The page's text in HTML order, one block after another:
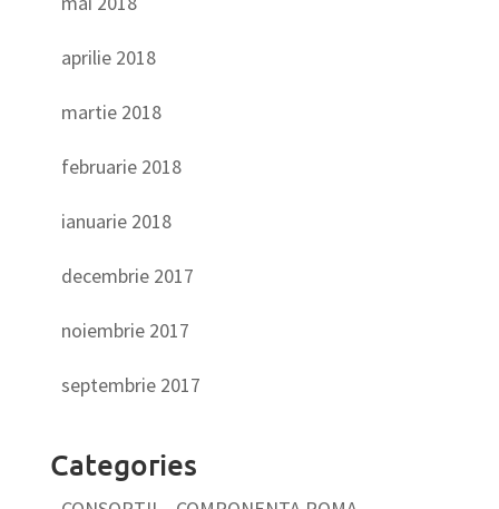
aprilie 2018
martie 2018
februarie 2018
ianuarie 2018
decembrie 2017
noiembrie 2017
septembrie 2017
Categories